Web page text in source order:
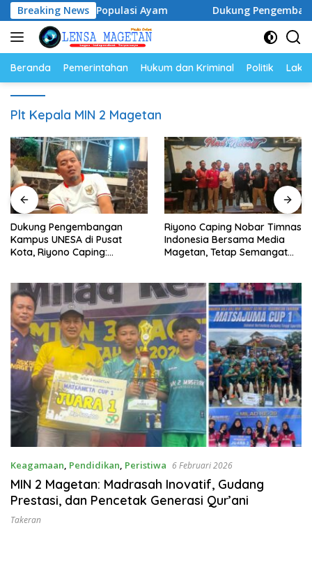
Langsung
ke
konten
Breaking News
dan Populasi Ayam Dukung Pengembangan
Beranda Pemerintahan Hukum dan Kriminal Politik
Plt Kepala MIN 2 Magetan
Dukung Pengembangan
Kampus UNESA di Pusat
Kota, Riyono Caping:
Riyono Caping Nobar Timnas
Indonesia Bersama Media
Magetan, Tetap Semangat
Keagamaan, Pendidikan, Peristiwa 6 Februari 2026
MIN 2 Magetan: Madrasah Inovatif, Gudang
Prestasi, dan Pencetak Generasi Qur’ani
Takeran